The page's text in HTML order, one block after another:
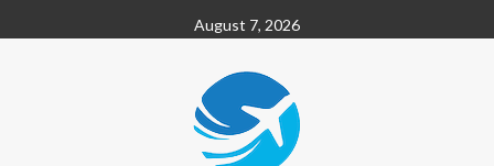
to
August 7, 2026